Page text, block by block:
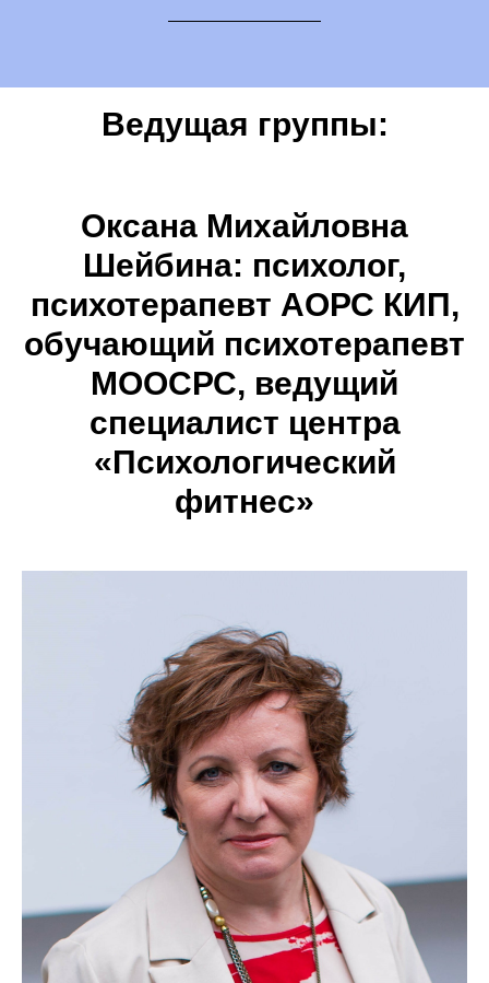
Ведущая группы:
Оксана Михайловна
Шейбина: психолог,
психотерапевт АОРС КИП,
обучающий психотерапевт
МООСРС, ведущий
специалист центра
«Психологический
фитнес»